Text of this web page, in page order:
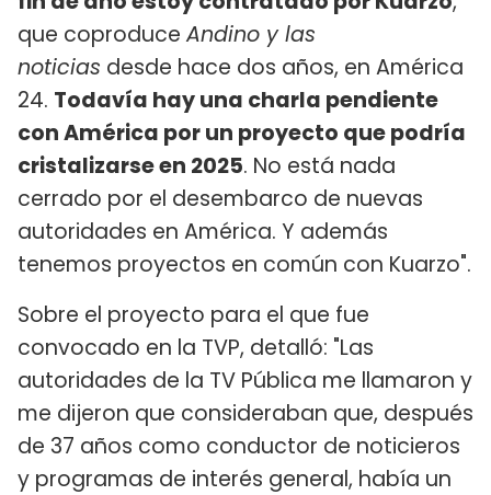
que coproduceAndino y las
noticias desde hace dos años, en América
24. Todavía hay una charla pendiente
con América por un proyecto que podría
cristalizarse en 2025. No está nada
cerrado por el desembarco de nuevas
autoridades en América. Y además
tenemos proyectos en común con Kuarzo".
Sobre el proyecto para el que fue
convocado en la TVP, detalló: "Las
autoridades de la TV Pública me llamaron y
me dijeron que consideraban que, después
de 37 años como conductor de noticieros
y programas de interés general, había un